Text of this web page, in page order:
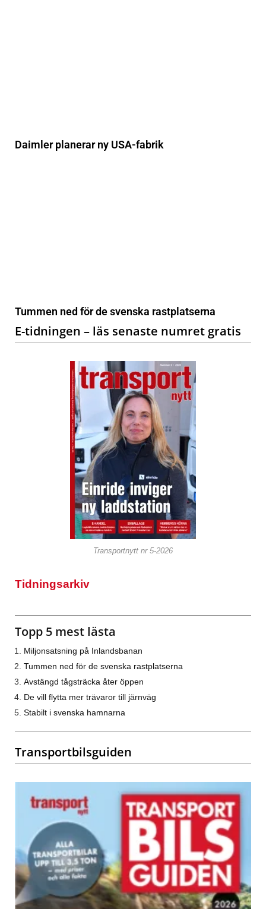
Daimler planerar ny USA-fabrik
Tummen ned för de svenska rastplatserna
E-tidningen – läs senaste numret gratis
Transportnytt nr 5-2026
Tidningsarkiv
Topp 5 mest lästa
Miljonsatsning på Inlandsbanan
Tummen ned för de svenska rastplatserna
Avstängd tågsträcka åter öppen
De vill flytta mer trävaror till järnväg
Stabilt i svenska hamnarna
Transportbilsguiden